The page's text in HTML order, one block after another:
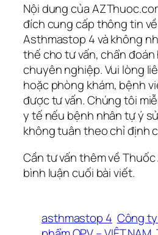
Nội dung của
đích cung cấp thông tin
Asthmastop 4 và không
thế cho tư vấn, chẩn
chuyên nghiệp. Vui lòng
hoặc phòng khám, bệnh
được tư vấn. Chúng tôi
y tế nếu bệnh nhân tự ý
không tuân theo chỉ định
Cần tư vấn thêm về
bình luận cuối bài viết.
asthmastop 4 Công